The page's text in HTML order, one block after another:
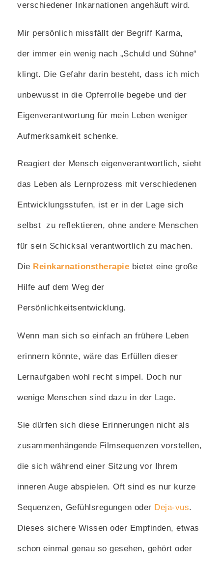
verschiedener Inkarnationen angehäuft wird.
Mir persönlich missfällt der Begriff Karma,
der immer ein wenig nach „Schuld und Sühne“
klingt. Die Gefahr darin besteht, dass ich mich
unbewusst in die Opferrolle begebe und der
Eigenverantwortung für mein Leben weniger
Aufmerksamkeit schenke.
Reagiert der Mensch eigenverantwortlich, sieht
das Leben als Lernprozess mit verschiedenen
Entwicklungsstufen, ist er in der Lage sich
selbst zu reflektieren, ohne andere Menschen
für sein Schicksal verantwortlich zu machen.
Die Reinkarnationstherapie bietet eine große
Hilfe auf dem Weg der
Persönlichkeitsentwicklung.
Wenn man sich so einfach an frühere Leben
erinnern könnte, wäre das Erfüllen dieser
Lernaufgaben wohl recht simpel. Doch nur
wenige Menschen sind dazu in der Lage.
Sie dürfen sich diese Erinnerungen nicht als
zusammenhängende Filmsequenzen vorstellen,
die sich während einer Sitzung vor Ihrem
inneren Auge abspielen. Oft sind es nur kurze
Sequenzen, Gefühlsregungen oder Deja-vus.
Dieses sichere Wissen oder Empfinden, etwas
schon einmal genau so gesehen, gehört oder